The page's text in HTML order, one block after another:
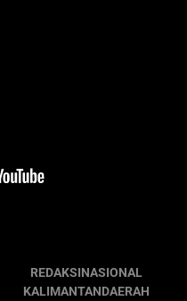
REDAKSINASIONAL
KALIMANTANDAERAH